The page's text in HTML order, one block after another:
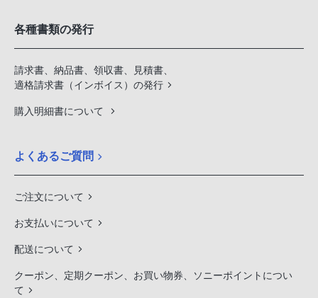
各種書類の発行
請求書、納品書、領収書、見積書、
適格請求書（インボイス）の発行
購入明細書について
よくあるご質問
ご注文について
お支払いについて
配送について
クーポン、定期クーポン、お買い物券、ソニーポイントについ
て